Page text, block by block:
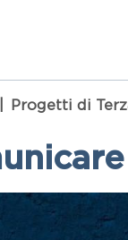
Progetti di